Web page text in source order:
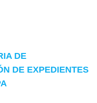
DE
DE EXPEDIENTES